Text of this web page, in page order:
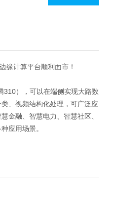
缘计算平台顺利面市！
310），可以在端侧实现大路数
、视频结构化处理，可广泛应
金融、智慧电力、智慧社区、
应用场景。